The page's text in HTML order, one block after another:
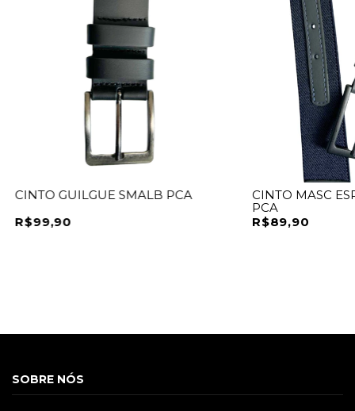
CINTO GUILGUE SMALB PCA
R$99,90
CINTO MASC
PCA
R$89,90
SOBRE NÓS